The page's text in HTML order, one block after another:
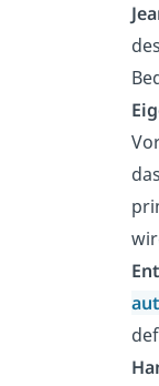
das